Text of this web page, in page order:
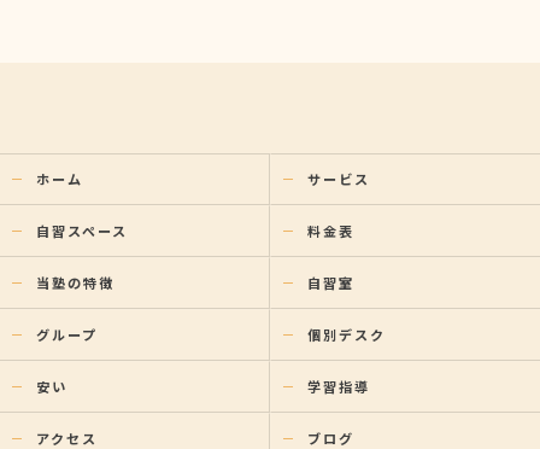
ホーム サービス
自習スペース 料金表
当塾の特徴 自習室
グループ 個別デスク
安い 学習指導
アクセス ブログ